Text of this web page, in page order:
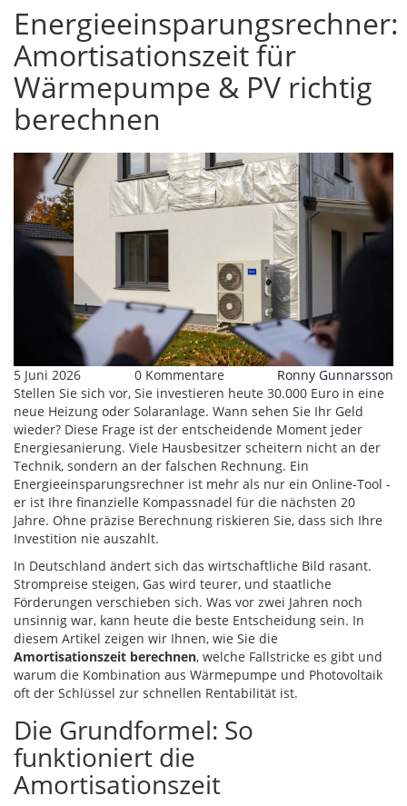
Energieeinsparungsrechner:
Amortisationszeit für
Wärmepumpe & PV richtig
berechnen
5 Juni 2026 0 Kommentare
Ronny Gunnarsson
Stellen Sie sich vor, Sie investieren heute 30.000 Euro in eine
neue Heizung oder Solaranlage. Wann sehen Sie Ihr Geld
wieder? Diese Frage ist der entscheidende Moment jeder
Energiesanierung. Viele Hausbesitzer scheitern nicht an der
Technik, sondern an der falschen Rechnung. Ein
Energieeinsparungsrechner ist mehr als nur ein Online-Tool -
er ist Ihre finanzielle Kompassnadel für die nächsten 20
Jahre. Ohne präzise Berechnung riskieren Sie, dass sich Ihre
Investition nie auszahlt.
In Deutschland ändert sich das wirtschaftliche Bild rasant.
Strompreise steigen, Gas wird teurer, und staatliche
Förderungen verschieben sich. Was vor zwei Jahren noch
unsinnig war, kann heute die beste Entscheidung sein. In
diesem Artikel zeigen wir Ihnen, wie Sie die
Amortisationszeit berechnen, welche Fallstricke es gibt und
warum die Kombination aus Wärmepumpe und Photovoltaik
oft der Schlüssel zur schnellen Rentabilität ist.
Die Grundformel: So
funktioniert die
Amortisationszeit